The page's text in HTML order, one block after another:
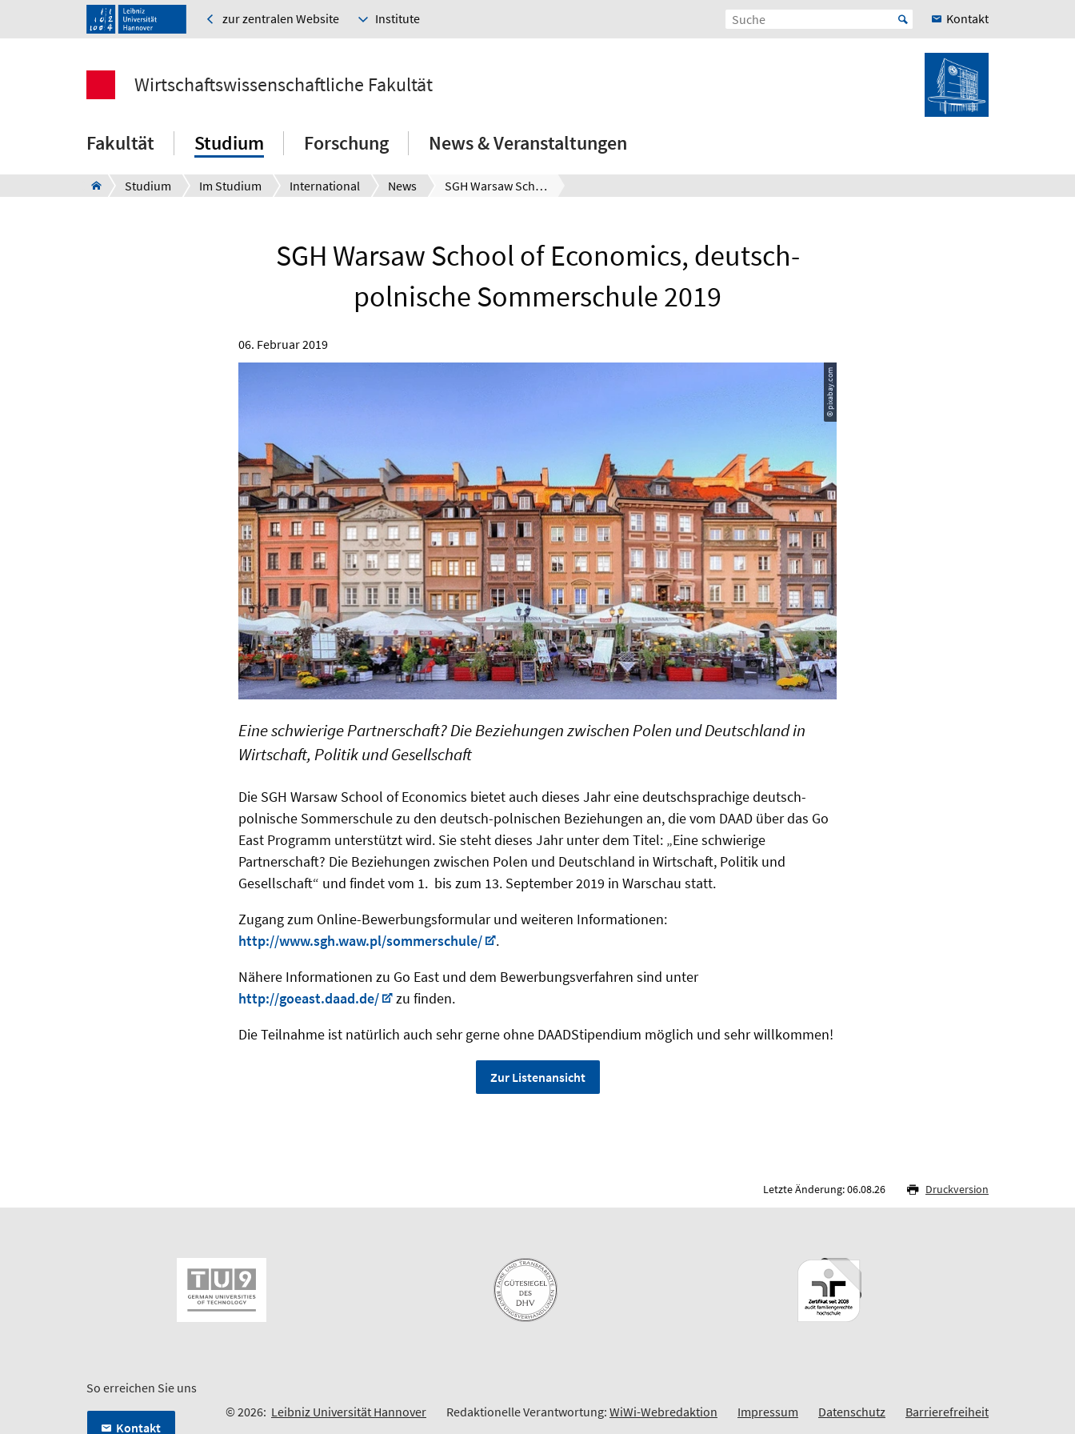
zur zentralen Website Institute Kontakt
Wirtschaftswissenschaftliche Fakultät
Fakultät Studium Forschung News & Veranstaltungen
Studium Im Studium International News SGH Warsaw School of Economics, deutsch-polnische Sommerschule 2019
SGH Warsaw School of Economics, deutsch-
polnische Sommerschule 2019
06. Februar 2019
© pixabay.com
Eine schwierige Partnerschaft? Die Beziehungen zwischen Polen und Deutschland in
Wirtschaft, Politik und Gesellschaft
Die SGH Warsaw School of Economics bietet auch dieses Jahr eine deutschsprachige deutsch-
polnische Sommerschule zu den deutsch-polnischen Beziehungen an, die vom DAAD über das Go
East Programm unterstützt wird. Sie steht dieses Jahr unter dem Titel: „Eine schwierige
Partnerschaft? Die Beziehungen zwischen Polen und Deutschland in Wirtschaft, Politik und
Gesellschaft“ und findet vom 1. bis zum 13. September 2019 in Warschau statt.
Zugang zum Online-Bewerbungsformular und weiteren Informationen:
http://www.sgh.waw.pl/sommerschule/
.
Nähere Informationen zu Go East und dem Bewerbungsverfahren sind unter
http://goeast.daad.de/
zu finden.
Die Teilnahme ist natürlich auch sehr gerne ohne DAADStipendium möglich und sehr willkommen!
Zur Listenansicht
Letzte Änderung: 06.08.26 Druckversion
So erreichen Sie uns
Kontakt
© 2026: Leibniz Universität Hannover Redaktionelle Verantwortung: WiWi-Webredaktion Impressum Datenschutz
Barrierefreiheit